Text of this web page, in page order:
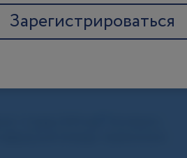
Зарегистрироваться